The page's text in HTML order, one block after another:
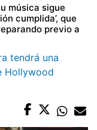
música sigue
cumplida’, que
previo a
tendrá una
Hollywood